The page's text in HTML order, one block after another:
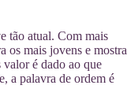
tão atual. Com mais
os mais jovens e mostra
valor é dado ao que
a palavra de ordem é